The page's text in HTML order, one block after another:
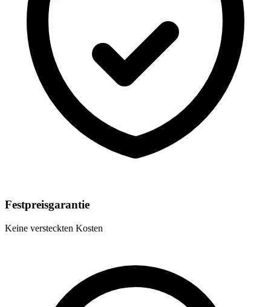
Festpreisgarantie
Keine versteckten Kosten